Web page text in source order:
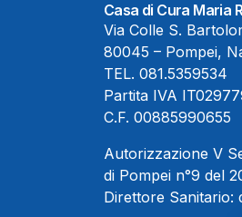
Casa di Cura Maria
Via Colle S.
80045 – Pompei,
TEL. 081.5359534
Partita IVA
C.F. 00885990655
Autorizzazione V
di Pompei n°9 del
Direttore Sanitario: